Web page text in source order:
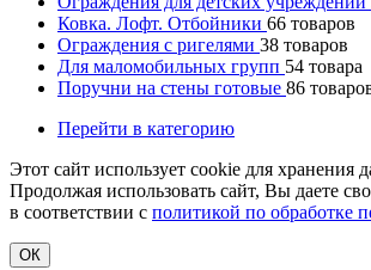
Ковка. Лофт. Отбойники 66 товаров
Ограждения с ригелями 38 товаров
Для маломобильных групп 54 товара
Поручни на стены готовые 86
Перейти в категорию
Этот сайт использует cookie для хранения
Продолжая использовать сайт, Вы даете
в соответствии с политикой по обработке
ОК